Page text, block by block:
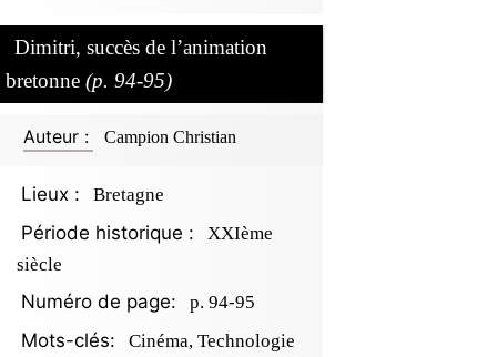
Dimitri, succès de l’animation
bretonne (p. 94-95)
Auteur : Campion Christian
Lieux : Bretagne
Période historique :
XXIème
siècle
Numéro de page: p. 94-95
Mots-clés: Cinéma, Technologie